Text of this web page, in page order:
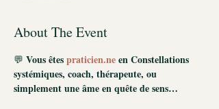
About The Event
💬 Vous êtes praticien.ne en Constellations
systémiques, coach, thérapeute, ou
simplement une âme en quête de sens…